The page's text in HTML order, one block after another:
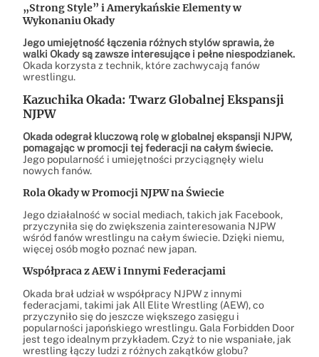
„Strong Style” i Amerykańskie Elementy w
Wykonaniu Okady
Jego umiejętność łączenia różnych stylów sprawia, że
walki Okady są zawsze interesujące i pełne niespodzianek.
Okada korzysta z technik, które zachwycają fanów
wrestlingu.
Kazuchika Okada: Twarz Globalnej Ekspansji
NJPW
Okada odegrał kluczową rolę w globalnej ekspansji NJPW,
pomagając w promocji tej federacji na całym świecie.
Jego popularność i umiejętności przyciągnęły wielu
nowych fanów.
Rola Okady w Promocji NJPW na Świecie
Jego działalność w social mediach, takich jak Facebook,
przyczyniła się do zwiększenia zainteresowania NJPW
wśród fanów wrestlingu na całym świecie. Dzięki niemu,
więcej osób mogło poznać new japan.
Współpraca z AEW i Innymi Federacjami
Okada brał udział w współpracy NJPW z innymi
federacjami, takimi jak All Elite Wrestling (AEW), co
przyczyniło się do jeszcze większego zasięgu i
popularności japońskiego wrestlingu. Gala Forbidden Door
jest tego idealnym przykładem. Czyż to nie wspaniałe, jak
wrestling łączy ludzi z różnych zakątków globu?